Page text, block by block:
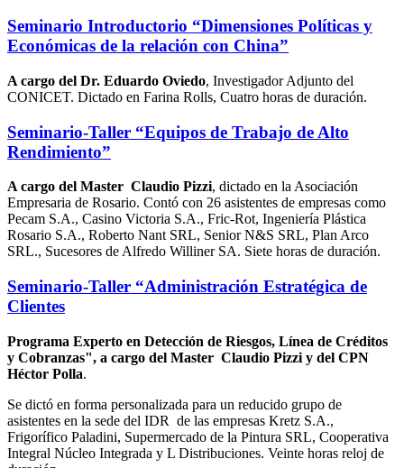
Seminario Introductorio “Dimensiones Políticas y
Económicas de la relación con China”
A cargo del Dr. Eduardo Oviedo, Investigador Adjunto del
CONICET. Dictado en Farina Rolls, Cuatro horas de duración.
Seminario-Taller “Equipos de Trabajo de Alto
Rendimiento”
A cargo del Master Claudio Pizzi, dictado en la Asociación
Empresaria de Rosario. Contó con 26 asistentes de empresas como
Pecam S.A., Casino Victoria S.A., Fric-Rot, Ingeniería Plástica
Rosario S.A., Roberto Nant SRL, Senior N&S SRL, Plan Arco
SRL., Sucesores de Alfredo Williner SA. Siete horas de duración.
Seminario-Taller “Administración Estratégica de
Clientes
Programa Experto en Detección de Riesgos, Línea de Créditos
y Cobranzas", a cargo del Master Claudio Pizzi y del CPN
Héctor Polla.
Se dictó en forma personalizada para un reducido grupo de
asistentes en la sede del IDR de las empresas Kretz S.A.,
Frigorífico Paladini, Supermercado de la Pintura SRL, Cooperativa
Integral Núcleo Integrada y L Distribuciones. Veinte horas reloj de